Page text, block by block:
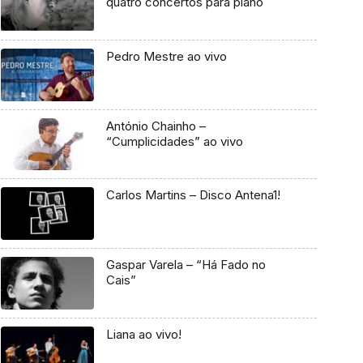
Pedro Mestre ao vivo
António Chainho –
“Cumplicidades” ao vivo
Carlos Martins – Disco Antena1!
Gaspar Varela – “Há Fado no
Cais”
Liana ao vivo!